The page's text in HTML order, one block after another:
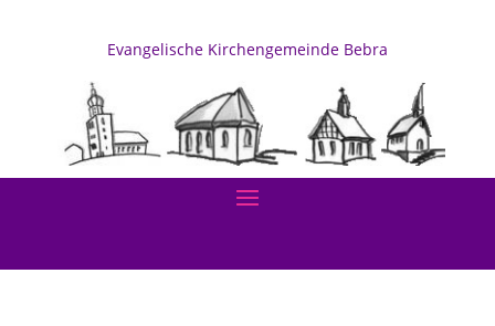
Evangelische Kirchengemeinde Bebra